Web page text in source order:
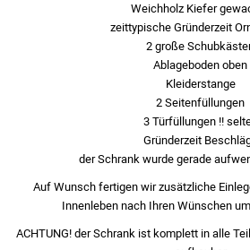
Weichholz Kiefer
zeittypische Gründerzeit
2 große
Ablageboden oben
Kleiderstange
2 Seitenfüllungen
3 Türfüllungen !!
Gründerzeit
der Schrank wurde gerade
Auf Wunsch fertigen wir zusätzliche
Innenleben nach Ihren Wünschen
ACHTUNG! der Schrank ist komplett in alle